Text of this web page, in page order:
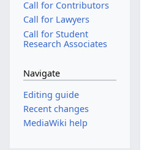
Call for Contributors
Call for Lawyers
Call for Student
Research Associates
Navigate
Editing guide
Recent changes
MediaWiki help